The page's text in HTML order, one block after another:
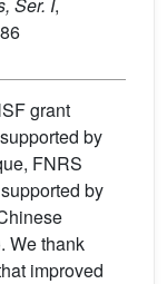
grant
by
FNRS
by
We thank
improved